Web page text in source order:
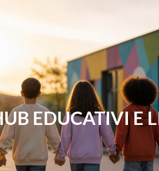
EDUCATIVI E